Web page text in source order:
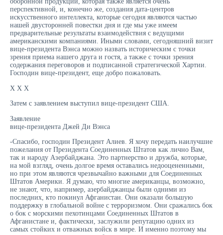
перспективной, и, конечно же, создания дата-центров
искусственного интеллекта, которые сегодня являются частью
нашей двусторонней повестки дня и где мы уже имеем
предварительные результаты взаимодействия с ведущими
американскими компаниями. Иными словами, сегодняшний визит
вице-президента Вэнса можно назвать историческим с точки
зрения приема нашего друга и гостя, а также с точки зрения
содержания переговоров и подписанной стратегической Хартии.
Господин вице-президент, еще добро пожаловать.
Х Х Х
Затем с заявлением выступил вице-президент США.
Заявление
вице-президента Джей Ди Вэнса
-Спасибо, господин Президент Алиев. Я хочу передать наилучшие
пожелания от Президента Соединенных Штатов как лично Вам,
так и народу Азербайджана. Это партнерство и дружба, которые,
на мой взгляд, очень долгое время оставались недооцененными,
но при этом являются чрезвычайно важными для Соединенных
Штатов Америки. Я думаю, что многие американцы, возможно,
не знают, что, например, азербайджанцы были одними из
последних, кто покинул Афганистан. Они оказали большую
поддержку в глобальной войне с терроризмом. Они сражались бок
о бок с морскими пехотинцами Соединенных Штатов в
Афганистане и, фактически, заслужили репутацию одних из
самых стойких и отважных войск в мире. И именно поэтому мы